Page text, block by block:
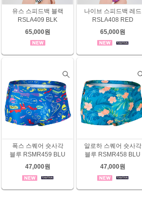
유스 스피드백 블랙
RSLA409 BLK
65,000원
나이브 스피드백 레드
RSLA408 RED
65,000원
폭스 스퀘어 숏사각
블루 RSMR459 BLU
47,000원
알로하 스퀘어 숏사각
블루 RSMR458 BLU
47,000원